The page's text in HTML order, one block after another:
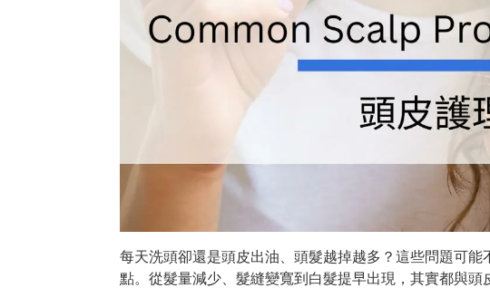
每天洗頭卻還是頭皮出油、頭髮越掉越多？這些問題可
點。從髮量減少、髮縫變寬到白髮提早出現，其實都與